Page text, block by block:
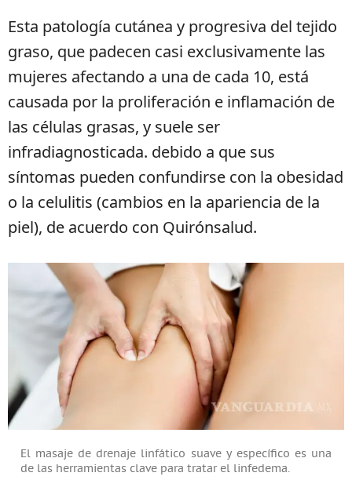
Esta patología cutánea y progresiva del tejido
graso, que padecen casi exclusivamente las
mujeres afectando a una de cada 10, está
causada por la proliferación e inflamación de
las células grasas, y suele ser
infradiagnosticada. debido a que sus
síntomas pueden confundirse con la obesidad
o la celulitis (cambios en la apariencia de la
piel), de acuerdo con Quirónsalud.
El masaje de drenaje linfático suave y específico es una
de las herramientas clave para tratar el linfedema.